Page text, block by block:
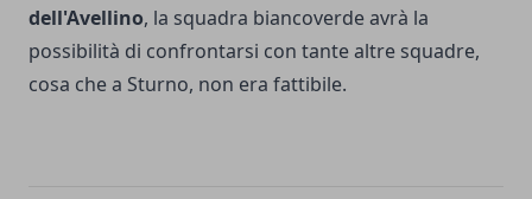
dell'Avellino, la squadra biancoverde avrà la
possibilità di confrontarsi con tante altre squadre,
cosa che a Sturno, non era fattibile.